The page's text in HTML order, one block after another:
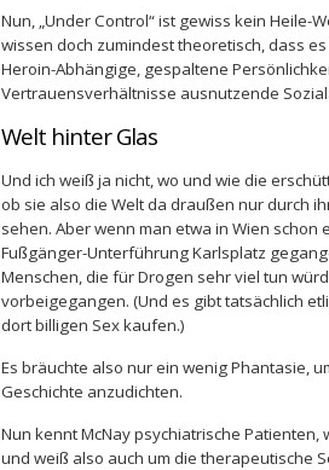
Nun, „Under Control“ ist gewiss kein Heile-
wissen doch zumindest theoretisch, dass
Heroin-Abhängige, gespaltene
Vertrauensverhältnisse ausnutzende
Welt hinter Glas
Und ich weiß ja nicht, wo und wie die
ob sie also die Welt da draußen nur durch
sehen. Aber wenn man etwa in Wien schon
Fußgänger-Unterführung Karlsplatz
Menschen, die für Drogen sehr viel tun
vorbeigegangen. (Und es gibt tatsächlich
dort billigen Sex kaufen.)
Es bräuchte also nur ein wenig Phantasie,
Geschichte anzudichten.
Nun kennt McNay psychiatrische Patienten,
und weiß also auch um die therapeutische